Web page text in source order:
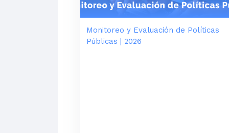
Monitoreo y Evaluación de Políticas
Públicas | 2026